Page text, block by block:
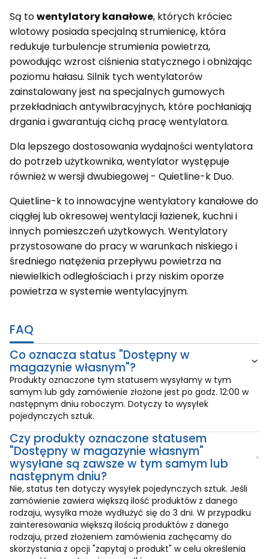
Są towentylatory kanałowe, których króciec
wlotowy posiada specjalną strumienicę, która
redukuje turbulencje strumienia powietrza,
powodując wzrost ciśnienia statycznego i obniżając
poziomu hałasu. Silnik tych wentylatorów
zainstalowany jest na specjalnych gumowych
przekładniach antywibracyjnych, które pochłaniają
drgania i gwarantują cichą pracę wentylatora.
Dla lepszego dostosowania wydajności wentylatora
do potrzeb użytkownika, wentylator występuje
również w wersji dwubiegowej - Quietline-k Duo.
Quietline-k to innowacyjne wentylatory kanałowe do
ciągłej lub okresowej wentylacji łazienek, kuchni i
innych pomieszczeń użytkowych. Wentylatory
przystosowane do pracy w warunkach niskiego i
średniego natężenia przepływu powietrza na
niewielkich odległościach i przy niskim oporze
powietrza w systemie wentylacyjnym.
FAQ
Co oznacza status "Dostępny w
magazynie własnym"?
Produkty oznaczone tym statusem wysyłamy w tym
samym lub gdy zamówienie złożone jest po godz. 12:00 w
następnym dniu roboczym. Dotyczy to wysyłek
pojedynczych sztuk.
Czy produkty oznaczone statusem
"Dostępny w magazynie własnym"
wysyłane są zawsze w tym samym lub
następnym dniu?
Nie, status ten dotyczy wysyłek pojedynczych sztuk. Jeśli
zamówienie zawiera większą ilość produktów z danego
rodzaju, wysyłka może wydłużyć się do 3 dni. W przypadku
zainteresowania większą ilością produktów z danego
rodzaju, przed złożeniem zamówienia zachęcamy do
skorzystania z opcji "zapytaj o produkt" w celu określenia